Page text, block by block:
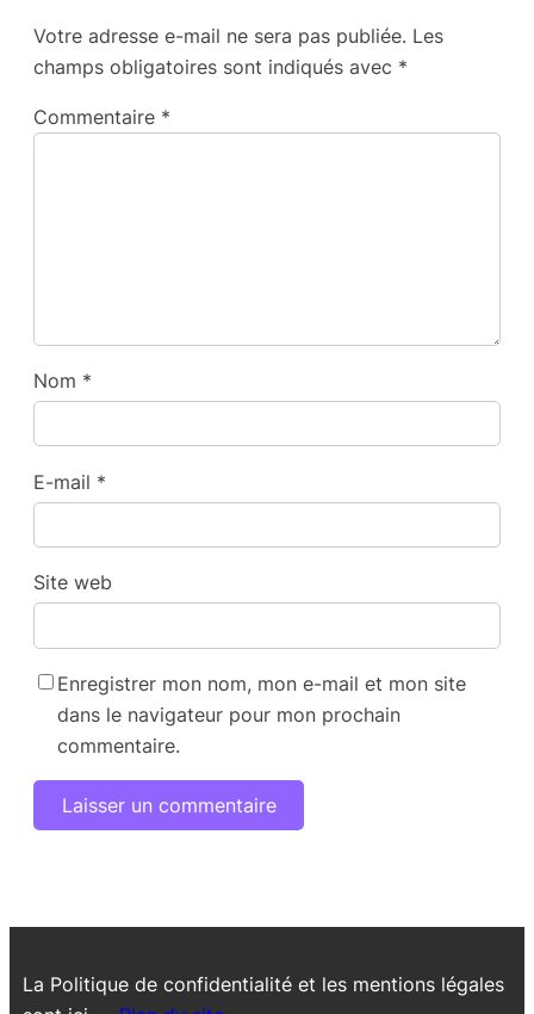
Votre adresse e-mail ne sera pas publiée. Les
champs obligatoires sont indiqués avec *
Commentaire *
Nom *
E-mail *
Site web
Enregistrer mon nom, mon e-mail et mon site
dans le navigateur pour mon prochain
commentaire.
La Politique de confidentialité et les mentions légales